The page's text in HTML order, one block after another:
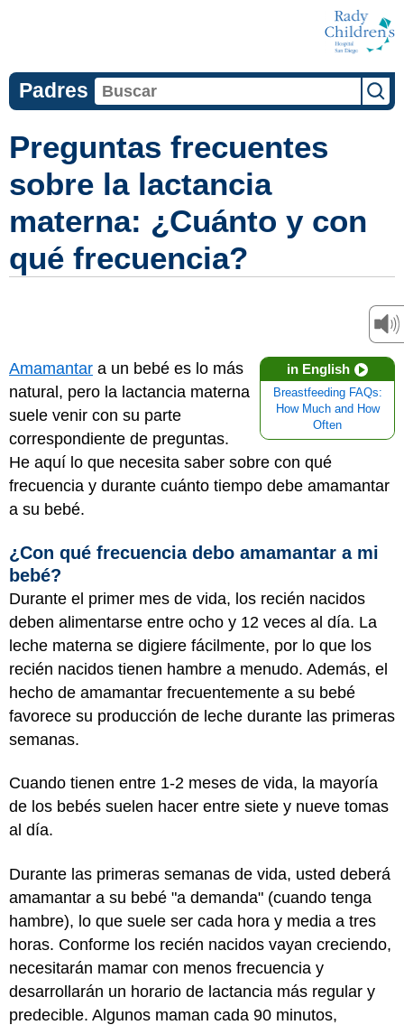
Padres
Preguntas frecuentes
sobre la lactancia
materna: ¿Cuánto y con
qué frecuencia?
in English
Breastfeeding FAQs:
How Much and How
Often
Amamantar a un bebé es lo más
natural, pero la lactancia materna
suele venir con su parte
correspondiente de preguntas.
He aquí lo que necesita saber sobre con qué
frecuencia y durante cuánto tiempo debe amamantar
a su bebé.
¿Con qué frecuencia debo amamantar a mi
bebé?
Durante el primer mes de vida, los recién nacidos
deben alimentarse entre ocho y 12 veces al día. La
leche materna se digiere fácilmente, por lo que los
recién nacidos tienen hambre a menudo. Además, el
hecho de amamantar frecuentemente a su bebé
favorece su producción de leche durante las primeras
semanas.
Cuando tienen entre 1-2 meses de vida, la mayoría
de los bebés suelen hacer entre siete y nueve tomas
al día.
Durante las primeras semanas de vida, usted deberá
amamantar a su bebé "a demanda" (cuando tenga
hambre), lo que suele ser cada hora y media a tres
horas. Conforme los recién nacidos vayan creciendo,
necesitarán mamar con menos frecuencia y
desarrollarán un horario de lactancia más regular y
predecible. Algunos maman cada 90 minutos,